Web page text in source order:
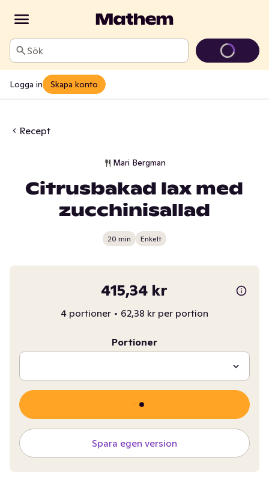
Sök
Logga in Skapa konto
Recept
Mari Bergman
Citrusbakad lax med
zucchinisallad
20 min Enkelt
415,34 kr
4 portioner • 62,38 kr per portion
Portioner
Spara egen version